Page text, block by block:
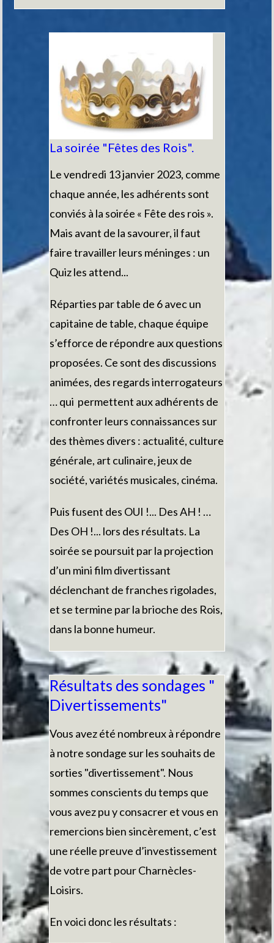
La soirée "Fêtes des Rois".
Le vendredi 13 janvier 2023, comme
chaque année, les adhérents sont
conviés à la soirée « Fête des rois ».
Mais avant de la savourer, il faut
faire travailler leurs méninges : un
Quiz les attend...
Réparties par table de 6 avec un
capitaine de table, chaque équipe
s’efforce de répondre aux questions
proposées. Ce sont des discussions
animées, des regards interrogateurs
… qui permettent aux adhérents de
confronter leurs connaissances sur
des thèmes divers : actualité, culture
générale, art culinaire, jeux de
société, variétés musicales, cinéma.
Puis fusent des OUI !... Des AH ! …
Des OH !... lors des résultats. La
soirée se poursuit par la projection
d’un mini film divertissant
déclenchant de franches rigolades,
et se termine par la brioche des Rois,
dans la bonne humeur.
Résultats des sondages "
Divertissements"
Vous avez été nombreux à répondre
à notre sondage sur les souhaits de
sorties "divertissement". Nous
sommes conscients du temps que
vous avez pu y consacrer et vous en
remercions bien sincèrement, c’est
une réelle preuve d’investissement
de votre part pour Charnècles-
Loisirs.
En voici donc les résultats :